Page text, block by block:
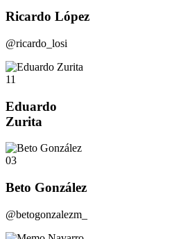
Ricardo López
@ricardo_losi
11
Eduardo
Zurita
03
Beto González
@betogonzalezm_